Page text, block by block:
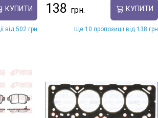
КУПИТИ
від 502 грн
138 КУПИТИ
Ще 10 пропозиції від 138 грн